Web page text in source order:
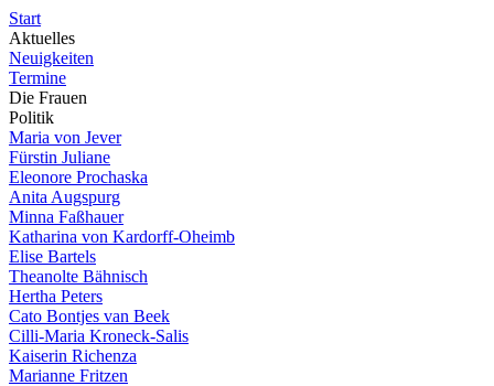
Start
Aktuelles
Neuigkeiten
Termine
Die Frauen
Politik
Maria von Jever
Fürstin Juliane
Eleonore Prochaska
Anita Augspurg
Minna Faßhauer
Katharina von Kardorff-Oheimb
Elise Bartels
Theanolte Bähnisch
Hertha Peters
Cato Bontjes van Beek
Cilli-Maria Kroneck-Salis
Kaiserin Richenza
Marianne Fritzen